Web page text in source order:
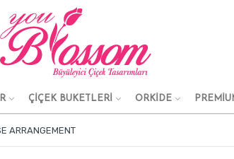
ÇİÇEK BUKETLERİ ORKİDE
ARRANGEMENT